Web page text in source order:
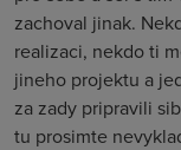
zachoval jinak.
realizaci, nekdo ti
jineho projektu a
za zady pripravili
tu prosimte